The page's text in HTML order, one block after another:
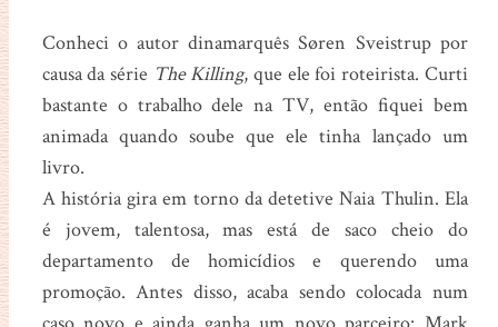
Conheci o autor dinamarquês Søren Sveistrup por
causa da série The Killing, que ele foi roteirista. Curti
bastante o trabalho dele na TV, então fiquei bem
animada quando soube que ele tinha lançado um
livro.
A história gira em torno da detetive Naia Thulin. Ela
é jovem, talentosa, mas está de saco cheio do
departamento de homicídios e querendo uma
promoção. Antes disso, acaba sendo colocada num